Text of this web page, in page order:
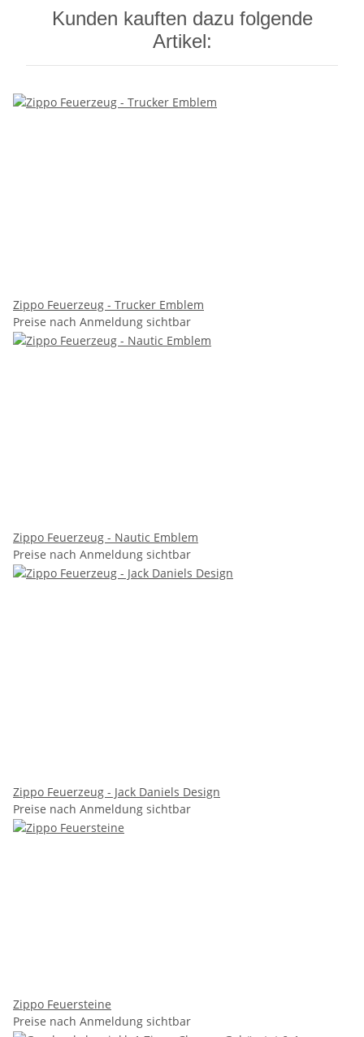
Kunden kauften dazu folgende
Artikel:
Zippo Feuerzeug - Trucker Emblem
Preise nach Anmeldung sichtbar
Zippo Feuerzeug - Nautic Emblem
Preise nach Anmeldung sichtbar
Zippo Feuerzeug - Jack Daniels Design
Preise nach Anmeldung sichtbar
Zippo Feuersteine
Preise nach Anmeldung sichtbar